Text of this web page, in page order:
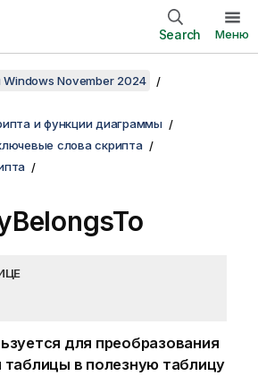
Search Меню
Windows November 2024
и функции диаграммы
слова скрипта
для преобразования
таблицы в полезную таблицу